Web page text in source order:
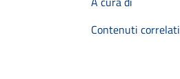
Contenuti correlati